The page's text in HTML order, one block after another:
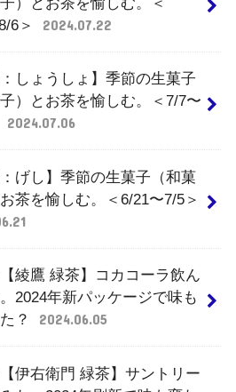
6＞
2024.07.22
：しょうしょ】季節の生菓子
子）とお茶を愉しむ。＜7/7〜
2024.07.06
：げし】季節の生菓子（和菓
茶を愉しむ。＜6/21〜7/5＞
綾鷹 緑茶】コカコーラ飲ん
2024年新パッケージで味も
？
2024.06.05
伊右衛門 緑茶】サントリー